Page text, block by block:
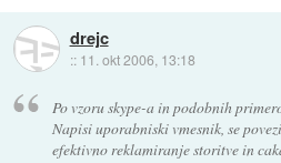
drejc
:: 11. okt 2006, 13:18
Po vzoru skype-a in podobnih
Napisi uporabniski vmesnik, se
efektivno reklamiranje storitve in